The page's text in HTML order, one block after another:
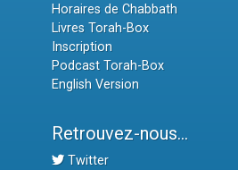
Horaires de Chabbath
Livres Torah-Box
Inscription
Podcast Torah-Box
English Version
Retrouvez-nous...
Twitter